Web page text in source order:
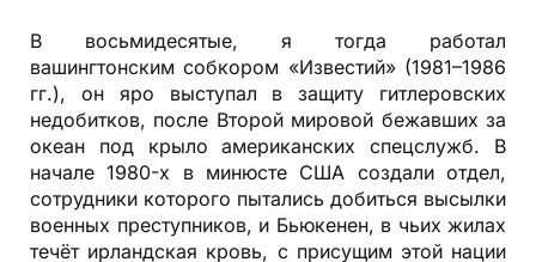
В восьмидесятые, я тогда работал
вашингтонским собкором «Известий» (1981–1986
гг.), он яро выступал в защиту гитлеровских
недобитков, после Второй мировой бежавших за
океан под крыло американских спецслужб. В
начале 1980-х в минюсте США создали отдел,
сотрудники которого пытались добиться высылки
военных преступников, и Бьюкенен, в чьих жилах
течёт ирландская кровь, с присущим этой нации